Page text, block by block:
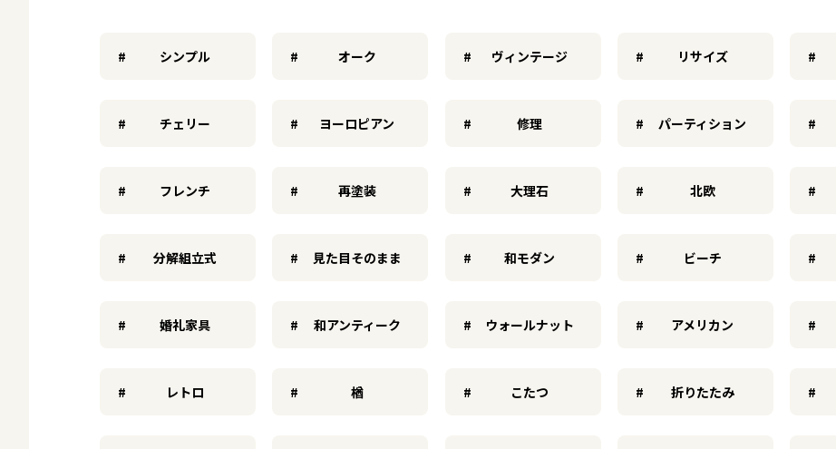
シンプル オーク ヴィンテージ リサイズ
チェリー ヨーロピアン 修理 パーティション
フレンチ 再塗装 大理石 北欧
分解組立式 見た目そのまま 和モダン ビーチ
婚礼家具 和アンティーク ウォールナット アメリカン
レトロ 楢 こたつ 折りたたみ